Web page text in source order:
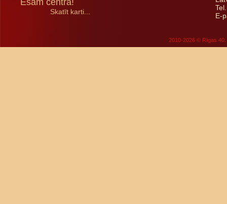
Esam centrā!
Skatīt karti...
E-
2010-2026 © Rīgas